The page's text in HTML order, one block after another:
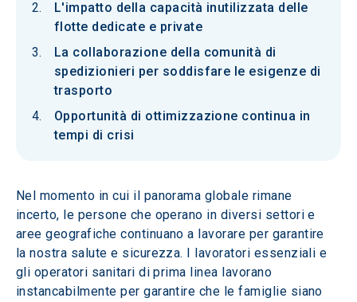
L'impatto della capacità inutilizzata delle
flotte dedicate e private
La collaborazione della comunità di
spedizionieri per soddisfare le esigenze di
trasporto
Opportunità di ottimizzazione continua in
tempi di crisi
Nel momento in cui il panorama globale rimane
incerto, le persone che operano in diversi settori e
aree geografiche continuano a lavorare per garantire
la nostra salute e sicurezza. I lavoratori essenziali e
gli operatori sanitari di prima linea lavorano
instancabilmente per garantire che le famiglie siano